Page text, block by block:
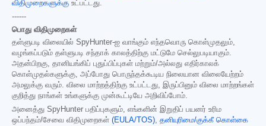
விதிமுறைகளுக்கு உட்பட்டது.
------
பொது விதிமுறைகள்
தள்ளுபடி விலையில் SpyHunter-ஐ வாங்கும் எந்தவொரு கொள்முதலும்,
வழங்கப்படும் தள்ளுபடி சந்தாக் காலத்திற்கு மட்டுமே செல்லுபடியாகும்.
அதன்பிறகு, தானியங்கிப் புதுப்பிப்புகள் மற்றும்/அல்லது எதிர்காலக்
கொள்முதல்களுக்கு, அப்போது பொருந்தக்கூடிய நிலையான விலையேற்றம்
அமலுக்கு வரும். விலை மாற்றத்திற்கு உட்பட்டது, இருப்பினும் விலை மாற்றங்கள்
குறித்து நாங்கள் உங்களுக்கு முன்கூட்டியே அறிவிப்போம்.
அனைத்து SpyHunter பதிப்புகளும், எங்களின் இறுதிப் பயனர் உரிம
ஒப்பந்தம்/சேவை விதிமுறைகள் (EULA/TOS), தனியுரிமை/குக்கீ கொள்கை